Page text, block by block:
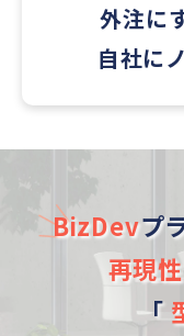
外注に
自社に
BizDevプ
再現性
「